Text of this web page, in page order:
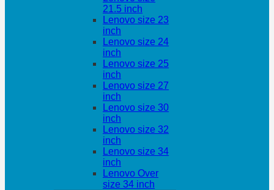
21.5 inch
Lenovo size 23
inch
Lenovo size 24
inch
Lenovo size 25
inch
Lenovo size 27
inch
Lenovo size 30
inch
Lenovo size 32
inch
Lenovo size 34
inch
Lenovo Over
size 34 inch